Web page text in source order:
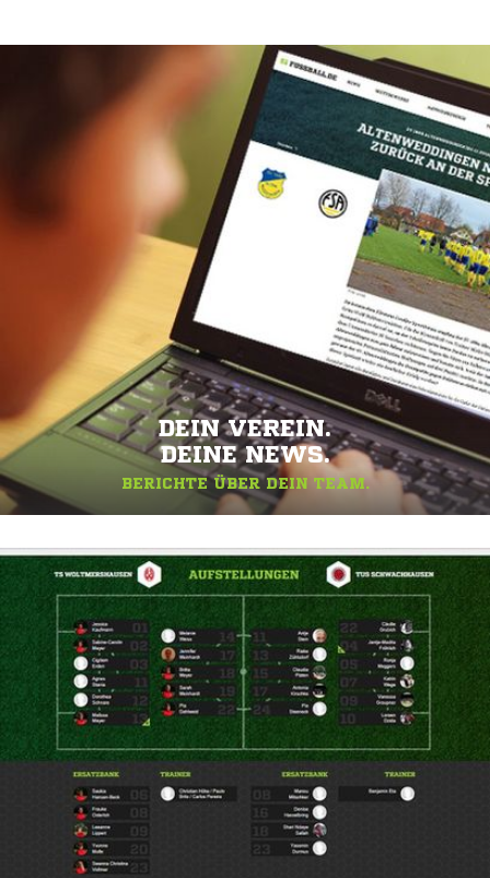
DEIN VEREIN.
DEINE NEWS.
BERICHTE ÜBER DEIN TEAM.